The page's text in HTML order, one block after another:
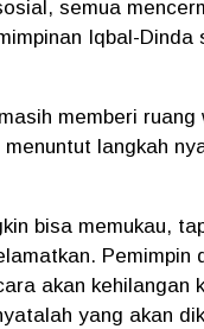
semua
Iqbal-Dinda
memberi ruang
langkah
bisa memukau,
Pemimpin
akan kehilangan
yang akan